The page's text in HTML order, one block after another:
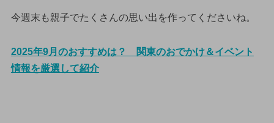
今週末も親子でたくさんの思い出を作ってくださいね。
2025年9月のおすすめは？ 関東のおでかけ＆イベント
情報を厳選して紹介